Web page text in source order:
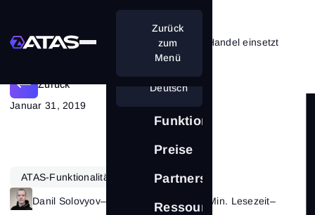
Funktionen
Preise
Partnerschaft
Ressourcen
Deutsch
Zurück
zum
Menü
Renko-Charts. Wie man sie beim Handel einsetzt
Zurück
Januar 31, 2019
ATAS-Funktionalität Charttypen
Danil Solovyov– Charts 13 Min. Lesezeit–